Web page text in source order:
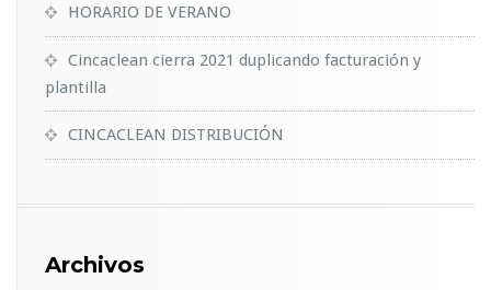
HORARIO DE VERANO
Cincaclean cierra 2021 duplicando facturación y
plantilla
CINCACLEAN DISTRIBUCIÓN
Archivos